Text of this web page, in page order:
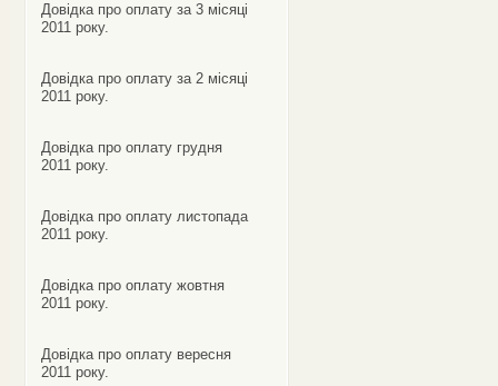
Довідка про оплату за 3 місяці
2011 року.
Довідка про оплату за 2 місяці
2011 року.
Довідка про оплату грудня
2011 року.
Довідка про оплату листопада
2011 року.
Довідка про оплату жовтня
2011 року.
Довідка про оплату вересня
2011 року.